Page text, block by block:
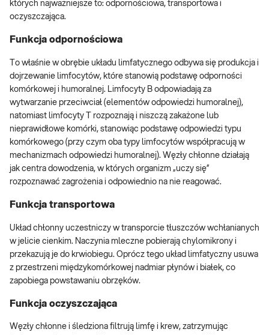
których najważniejsze to: odpornościowa, transportowa i
oczyszczająca.
Funkcja odpornościowa
To właśnie w obrębie układu limfatycznego odbywa się produkcja i
dojrzewanie limfocytów, które stanowią podstawę odporności
komórkowej i humoralnej. Limfocyty B odpowiadają za
wytwarzanie przeciwciał (elementów odpowiedzi humoralnej),
natomiast limfocyty T rozpoznają i niszczą zakażone lub
nieprawidłowe komórki, stanowiąc podstawę odpowiedzi typu
komórkowego (przy czym oba typy limfocytów współpracują w
mechanizmach odpowiedzi humoralnej). Węzły chłonne działają
jak centra dowodzenia, w których organizm „uczy się”
rozpoznawać zagrożenia i odpowiednio na nie reagować.
Funkcja transportowa
Układ chłonny uczestniczy w transporcie tłuszczów wchłanianych
w jelicie cienkim. Naczynia mleczne pobierają chylomikrony i
przekazują je do krwiobiegu. Oprócz tego układ limfatyczny usuwa
z przestrzeni międzykomórkowej nadmiar płynów i białek, co
zapobiega powstawaniu obrzęków.
Funkcja oczyszczająca
Węzły chłonne i śledziona filtrują limfę i krew, zatrzymując